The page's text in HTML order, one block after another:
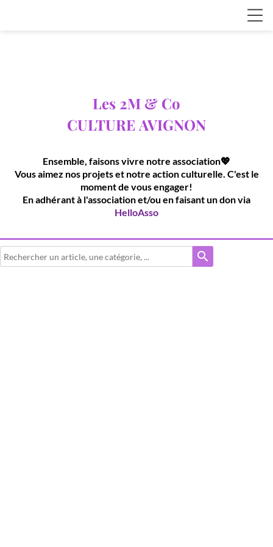
Les 2M & Co
CULTURE AVIGNON
Ensemble, faisons vivre notre association💖
Vous aimez nos projets et notre action culturelle. C'est le
moment de vous engager!
En adhérant à l'association et/ou en faisant un don via
HelloAsso
search